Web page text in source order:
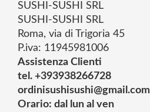
SUSHI-SUSHI SRL
SUSHI-SUSHI SRL
Roma, via di Trigoria 45
P.iva: 11945981006
Assistenza Clienti
tel. +393938266728
ordinisushisushi@gmail.com
Orario: dal lun al ven